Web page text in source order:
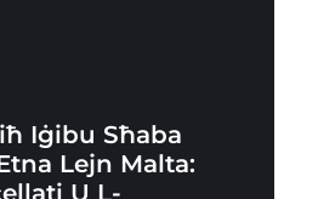
Iġibu Sħaba
Lejn Malta:
U L-